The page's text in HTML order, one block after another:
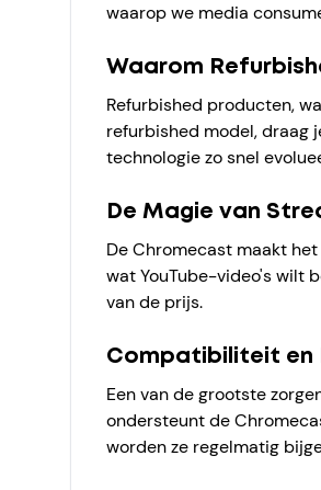
waarop we media
Waarom
Refurbished producten,
refurbished model, draag
technologie zo snel
De Magie van
De Chromecast maakt
wat YouTube-video's wilt
van de prijs.
Compatibiliteit en
Een van de grootste
ondersteunt de
worden ze regelmatig